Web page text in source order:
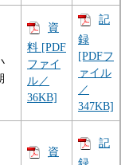
資
料 [PDF
ファイ
ル／
36KB]
記
録
[PDFフ
ァイル
／
347KB]
資
記